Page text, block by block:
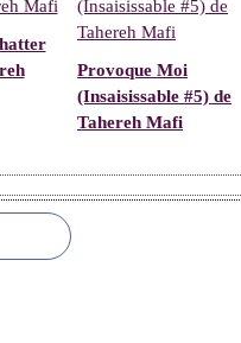
Provoque Moi
(Insaisissable #5) de
Tahereh Mafi